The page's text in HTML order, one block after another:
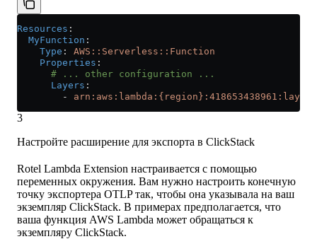
Resources :
  MyFunction
:
    Type
: AWS::Serverless::Function
    Properties
:
      # ... other configuration ...
      Layers
:
        -
3
Настройте расширение для экспорта в ClickStack
Rotel Lambda Extension настраивается с помощью
переменных окружения. Вам нужно настроить конечную
точку экспортера OTLP так, чтобы она указывала на ваш
экземпляр ClickStack. В примерах предполагается, что
ваша функция AWS Lambda может обращаться к
экземпляру ClickStack.